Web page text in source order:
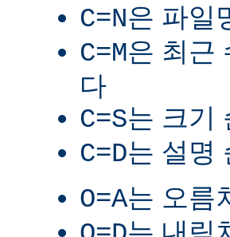
C=N은 파일
C=M은 최근
다
C=S는 크기
C=D는 설명
O=A는 오름